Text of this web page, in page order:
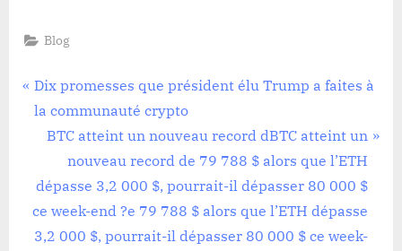
Blog
Navigation
de
l’article
P
r
i
o
u
Dix promesses que président élu Trump a faites à
la communauté crypto
N
x
t
P
BTC atteint un nouveau record dBTC atteint un
nouveau record de 79 788 $ alors que l’ETH
dépasse 3,2 000 $, pourrait-il dépasser 80 000 $
ce week-end ?e 79 788 $ alors que l’ETH dépasse
3,2 000 $, pourrait-il dépasser 80 000 $ ce week-